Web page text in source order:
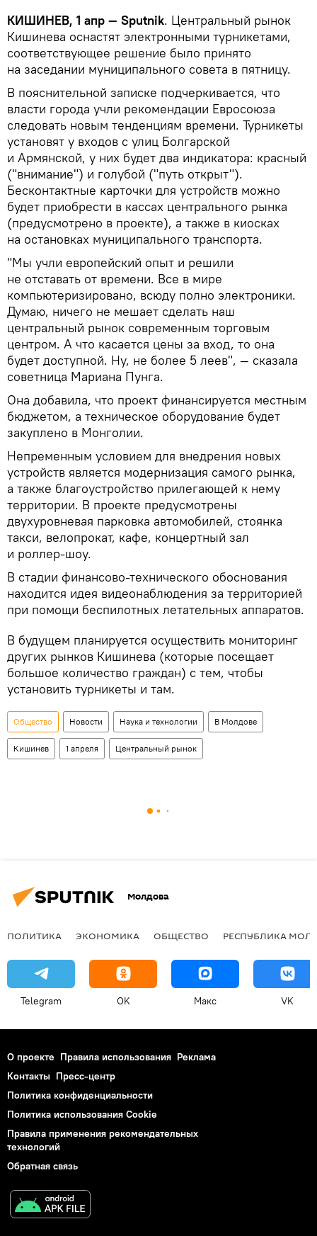
КИШИНЕВ, 1 апр — Sputnik. Центральный рынок
Кишинева оснастят электронными турникетами,
соответствующее решение было принято
на заседании муниципального совета в пятницу.
В пояснительной записке подчеркивается, что
власти города учли рекомендации Евросоюза
следовать новым тенденциям времени. Турникеты
установят у входов с улиц Болгарской
и Армянской, у них будет два индикатора: красный
("внимание") и голубой ("путь открыт").
Бесконтактные карточки для устройств можно
будет приобрести в кассах центрального рынка
(предусмотрено в проекте), а также в киосках
на остановках муниципального транспорта.
"Мы учли европейский опыт и решили
не отставать от времени. Все в мире
компьютеризировано, всюду полно электроники.
Думаю, ничего не мешает сделать наш
центральный рынок современным торговым
центром. А что касается цены за вход, то она
будет доступной. Ну, не более 5 леев", — сказала
советница Мариана Пунга.
Она добавила, что проект финансируется местным
бюджетом, а техническое оборудование будет
закуплено в Монголии.
Непременным условием для внедрения новых
устройств является модернизация самого рынка,
а также благоустройство прилегающей к нему
территории. В проекте предусмотрены
двухуровневая парковка автомобилей, стоянка
такси, велопрокат, кафе, концертный зал
и роллер-шоу.
В стадии финансово-технического обоснования
находится идея видеонаблюдения за территорией
при помощи беспилотных летательных аппаратов.
В будущем планируется осуществить мониторинг
других рынков Кишинева (которые посещает
большое количество граждан) с тем, чтобы
установить турникеты и там.
Общество Новости Наука и технологии В Молдове
Кишинев 1 апреля Центральный рынок
Молдова
ПОЛИТИКА ЭКОНОМИКА ОБЩЕСТВО РЕСПУБЛИКА
Telegram OK Макс VK
О проекте Правила использования Реклама
Контакты Пресс-центр
Политика конфиденциальности
Политика использования Cookie
Правила применения рекомендательных
технологий
Обратная связь